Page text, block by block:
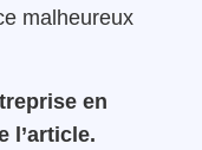
malheureux
en
l’article.